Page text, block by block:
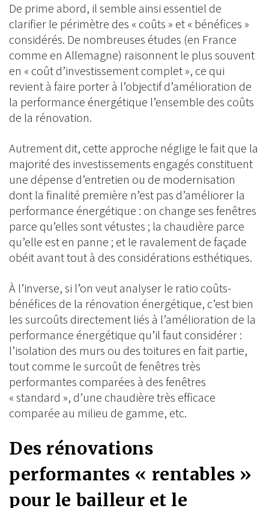
De prime abord, il semble ainsi essentiel de
clarifier le périmètre des « coûts » et « bénéfices »
considérés. De nombreuses études (en France
comme en Allemagne) raisonnent le plus souvent
en « coût d’investissement complet », ce qui
revient à faire porter à l’objectif d’amélioration de
la performance énergétique l’ensemble des coûts
de la rénovation.
Autrement dit, cette approche néglige le fait que la
majorité des investissements engagés constituent
une dépense d’entretien ou de modernisation
dont la finalité première n’est pas d’améliorer la
performance énergétique : on change ses fenêtres
parce qu’elles sont vétustes ; la chaudière parce
qu’elle est en panne ; et le ravalement de façade
obéit avant tout à des considérations esthétiques.
À l’inverse, si l’on veut analyser le ratio coûts-
bénéfices de la rénovation énergétique, c’est bien
les surcoûts directement liés à l’amélioration de la
performance énergétique qu’il faut considérer :
l’isolation des murs ou des toitures en fait partie,
tout comme le surcoût de fenêtres très
performantes comparées à des fenêtres
« standard », d’une chaudière très efficace
comparée au milieu de gamme, etc.
Des rénovations
performantes « rentables »
pour le bailleur et le